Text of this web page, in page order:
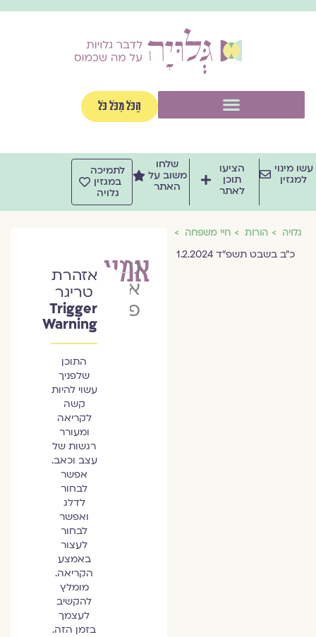
הַכֹּל מִכֹּל כֹּל
מינוי
למגזין
הציעו
תוכן
לאתר
שלחו
משוב על
האתר
לתמיכה
במגזין
גלויה
גלויה הורות חיי משפחה
כ״ב בשבט תשפ״ד 1.2.2024 אמא
נלי
אביטבול
פישר
אזהרת
טריגר
Trigger
Warning
התוכן
שלפניך
עשוי להיות
קשה
לקריאה
ומעורר
רגשות של
עצב וכאב.
אפשר
לבחור
לדלג
ואפשר
לבחור
לעצור
באמצע
הקריאה.
מומלץ
להקשיב
לעצמך
בזמן הזה.